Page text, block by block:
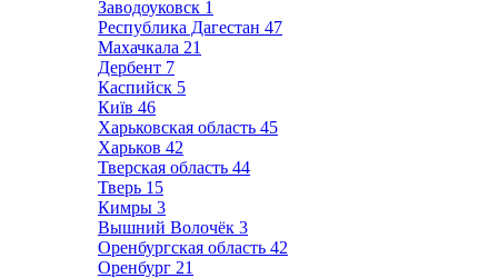
Заводоуковск 1
Республика Дагестан 47
Махачкала 21
Дербент 7
Каспийск 5
Київ 46
Харьковская область 45
Харьков 42
Тверская область 44
Тверь 15
Кимры 3
Вышний Волочёк 3
Оренбургская область 42
Оренбург 21